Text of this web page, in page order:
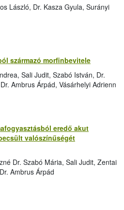
László, Dr. Kasza Gyula, Surányi
származó morfinbevitele
Sali Judit, Szabó István, Dr.
Ambrus Árpád, Vásárhelyi Adrienn
eredő akut
valószínűségét
Dr. Szabó Mária, Sali Judit, Zentai
Ambrus Árpád